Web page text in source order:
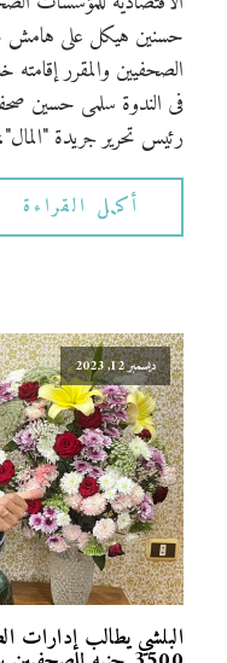
حسنين هيكل على هامش
الصحفيين والمقرر إقامته
فى الندوة سلمى حسين
رئيس تحرير جريدة
أكمل القراءة
ديسمبر 12, 2023
البلشي يطالب إدارات